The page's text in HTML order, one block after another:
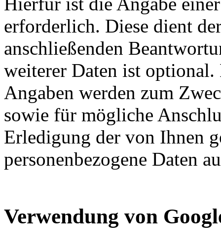
erforderlich. Diese dient
anschließenden
weiterer Daten ist
Angaben werden zum
sowie für mögliche
Erledigung der von Ihnen
personenbezogene Daten
Verwendung von